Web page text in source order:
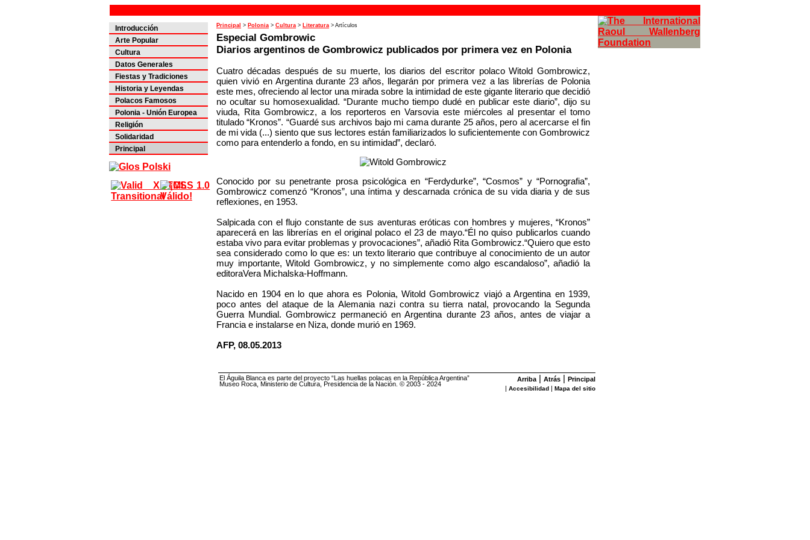
Introducción
Arte Popular
Cultura
Datos Generales
Fiestas y Tradiciones
Historia y Leyendas
Polacos Famosos
Polonia - Unión Europea
Religión
Solidaridad
Principal
Principal > Polonia > Cultura > Literatura > Artículos
Especial Gombrowic
Diarios argentinos de Gombrowicz publicados por primera vez en Polonia
Cuatro décadas después de su muerte, los diarios del escritor polaco Witold Gombrowicz,
quien vivió en Argentina durante 23 años, llegarán por primera vez a las librerías de Polonia
este mes, ofreciendo al lector una mirada sobre la intimidad de este gigante literario que decidió
no ocultar su homosexualidad. “Durante mucho tiempo dudé en publicar este diario”, dijo su
viuda, Rita Gombrowicz, a los reporteros en Varsovia este miércoles al presentar el tomo
titulado “Kronos”. “Guardé sus archivos bajo mi cama durante 25 años, pero al acercarse el fin
de mi vida (...) siento que sus lectores están familiarizados lo suficientemente con Gombrowicz
como para entenderlo a fondo, en su intimidad”, declaró.
Conocido por su penetrante prosa psicológica en “Ferdydurke”, “Cosmos” y “Pornografia”,
Gombrowicz comenzó “Kronos”, una íntima y descarnada crónica de su vida diaria y de sus
reflexiones, en 1953.
Salpicada con el flujo constante de sus aventuras eróticas con hombres y mujeres, “Kronos”
aparecerá en las librerías en el original polaco el 23 de mayo.“Él no quiso publicarlos cuando
estaba vivo para evitar problemas y provocaciones”, añadió Rita Gombrowicz.“Quiero que esto
sea considerado como lo que es: un texto literario que contribuye al conocimiento de un autor
muy importante, Witold Gombrowicz, y no simplemente como algo escandaloso”, añadió la
editoraVera Michalska-Hoffmann.
Nacido en 1904 en lo que ahora es Polonia, Witold Gombrowicz viajó a Argentina en 1939,
poco antes del ataque de la Alemania nazi contra su tierra natal, provocando la Segunda
Guerra Mundial. Gombrowicz permaneció en Argentina durante 23 años, antes de viajar a
Francia e instalarse en Niza, donde murió en 1969.
AFP, 08.05.2013
Arriba| Atrás| Principal
| Accesibilidad| Mapa del sitio
El Águila Blanca es parte del proyecto “Las huellas polacas en la República Argentina”
Museo Roca, Ministerio de Cultura, Presidencia de la Nación. © 2003 - 2024